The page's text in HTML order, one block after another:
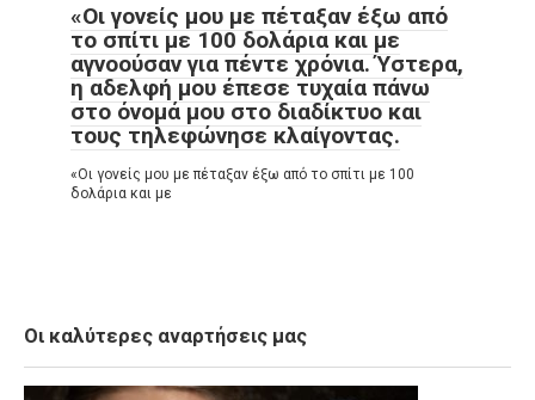
«Οι γονείς μου με πέταξαν έξω από
το σπίτι με 100 δολάρια και με
αγνοούσαν για πέντε χρόνια. Ύστερα,
η αδελφή μου έπεσε τυχαία πάνω
στο όνομά μου στο διαδίκτυο και
τους τηλεφώνησε κλαίγοντας.
«Οι γονείς μου με πέταξαν έξω από το σπίτι με 100
δολάρια και με
Οι καλύτερες αναρτήσεις μας